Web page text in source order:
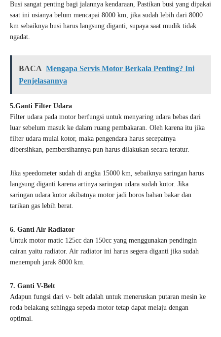
Busi sangat penting bagi jalannya kendaraan, Pastikan busi yang dipakai
saat ini usianya belum mencapai 8000 km, jika sudah lebih dari 8000
km sebaiknya busi harus langsung diganti, supaya saat mudik tidak
ngadat.
BACA Mengapa Servis Motor Berkala Penting? Ini
Penjelasannya
5.Ganti Filter Udara
Filter udara pada motor berfungsi untuk menyaring udara bebas dari
luar sebelum masuk ke dalam ruang pembakaran. Oleh karena itu jika
filter udara mulai kotor, maka pengendara harus secepatnya
dibersihkan, pembersihannya pun harus dilakukan secara teratur.
Jika speedometer sudah di angka 15000 km, sebaiknya saringan harus
langsung diganti karena artinya saringan udara sudah kotor. Jika
saringan udara kotor akibatnya motor jadi boros bahan bakar dan
tarikan gas lebih berat.
6. Ganti Air Radiator
Untuk motor matic 125cc dan 150cc yang menggunakan pendingin
cairan yaitu radiator. Air radiator ini harus segera diganti jika sudah
menempuh jarak 8000 km.
7. Ganti V-Belt
Adapun fungsi dari v- belt adalah untuk meneruskan putaran mesin ke
roda belakang sehingga sepeda motor tetap dapat melaju dengan
optimal.